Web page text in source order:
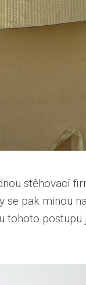
stěhovací
se pak minou
tohoto